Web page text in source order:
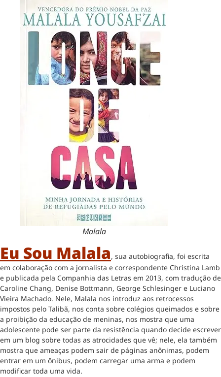
Malala
Eu Sou Malala, sua autobiografia, foi escrita
em colaboração com a jornalista e correspondente Christina Lamb
e publicada pela Companhia das Letras em 2013, com tradução de
Caroline Chang, Denise Bottmann, George Schlesinger e Luciano
Vieira Machado. Nele, Malala nos introduz aos retrocessos
impostos pelo Talibã, nos conta sobre colégios queimados e sobre
a proibição da educação de meninas, nos mostra que uma
adolescente pode ser parte da resistência quando decide escrever
em um blog sobre todas as atrocidades que vê; nele, ela também
mostra que ameaças podem sair de páginas anônimas, podem
entrar em um ônibus, podem carregar uma arma e podem
modificar toda uma vida.